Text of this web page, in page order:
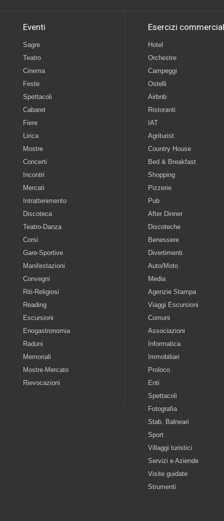
Eventi
Sagre
Teatro
Cinema
Feste
Spettacoli
Cabaret
Fiere
Lirica
Mostre
Concerti
Incontri
Mercati
Intrattenimento
Discoteca
Teatro-Danza
Corsi
Gare-Sportive
Manifestazioni
Convegni
Riti-Religiosi
Reading
Escursioni
Enogastronomia
Raduni
Memoriali
Mostre-Mercato
Rievocazioni
Esercizi
Hotel
Orchestre
Campeggi
Ostelli
Airbnb
Ristoranti
IAT
Agriturist
Country House
Bed & Breakfast
Shopping
Pizzerie
Pub
After Dinner
Discoteche
Benessere
Divertimenti
Auto/Moto
Media
Agenzie Stampa
Viaggi Escursioni
Comuni
Associazioni
Informatica
Immobiliari
Proloco
Enti
Spettacoli
Fotografia
Stab. Balneari
Sport
Villaggi turistici
Servizi e Aziende
Visite guidate
Strumenti